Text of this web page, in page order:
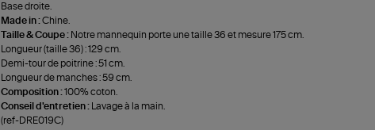
Base droite.
Made in :Chine.
Taille & Coupe : Notre mannequin porte une taille 36 et mesure 175 cm.
Longueur (taille 36) : 129 cm.
Demi-tour de poitrine : 51 cm.
Longueur de manches : 59 cm.
Composition :100% coton.
Conseil d'entretien :
Lavage à la main.
(ref-DRE019C)